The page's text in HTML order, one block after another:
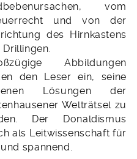
vom
und von der
des Hirnkastens
Drillingen.
Abbildungen
den Leser ein, seine
Lösungen der
Welträtsel zu
Der Donaldismus
als Leitwissenschaft für
spannend.